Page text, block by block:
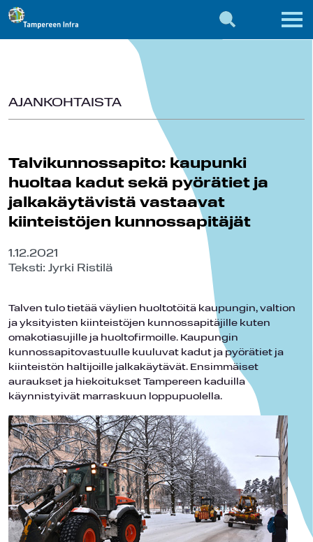
AJANKOHTAISTA
Talvikunnossapito: kaupunki
huoltaa kadut sekä pyörätiet ja
jalkakäytävistä vastaavat
kiinteistöjen kunnossapitäjät
1.12.2021
Teksti: Jyrki Ristilä
Talven tulo tietää väylien huoltotöitä kaupungin, valtion
ja yksityisten kiinteistöjen kunnossapitäjille kuten
omakotiasujille ja huoltofirmoille. Kaupungin
kunnossapitovastuulle kuuluvat kadut ja pyörätiet ja
kiinteistön haltijoille jalkakäytävät. Ensimmäiset
auraukset ja hiekoitukset Tampereen kaduilla
käynnistyivät marraskuun loppupuolella.